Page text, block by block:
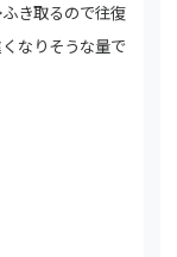
き取るので往復
なりそうな量で